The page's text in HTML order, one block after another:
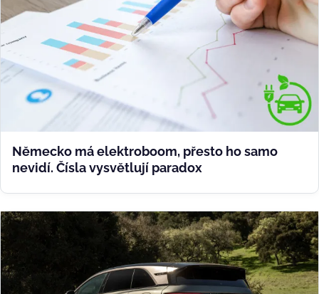
Německo má elektroboom, přesto ho samo
nevidí. Čísla vysvětlují paradox